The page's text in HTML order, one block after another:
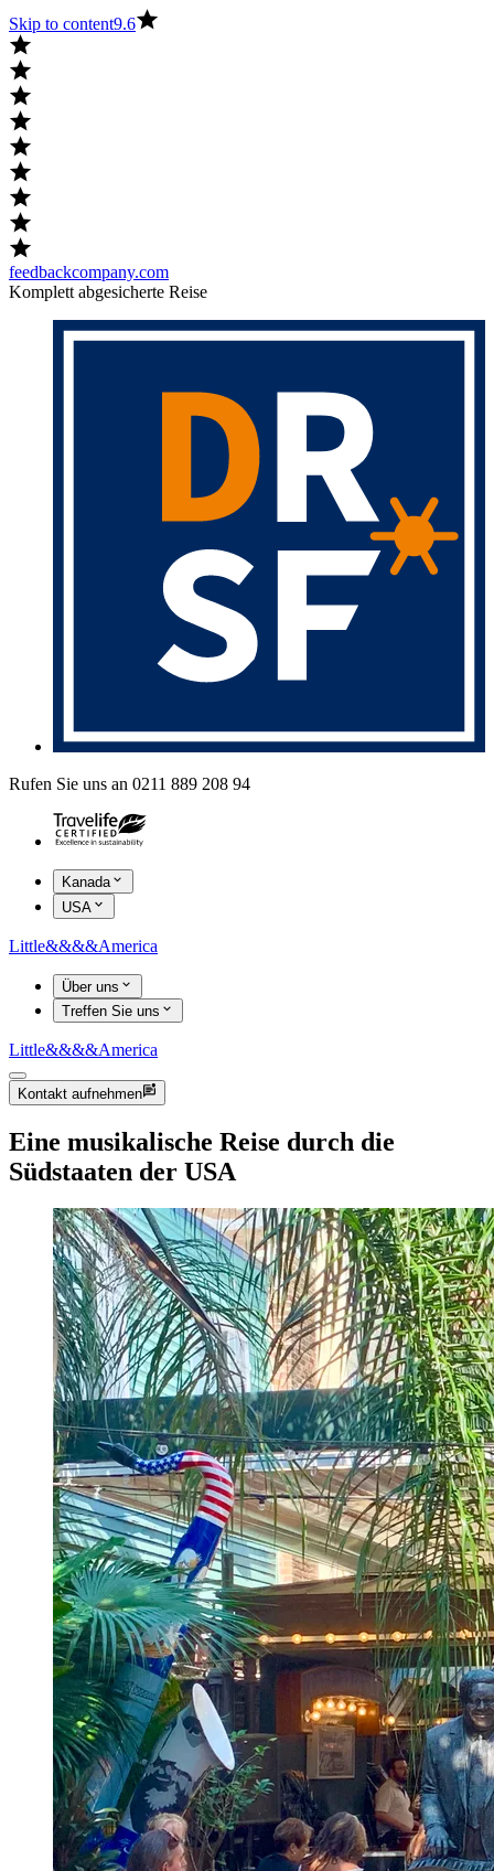
Skip to content9.6
feedbackcompany.com
Komplett abgesicherte Reise
Rufen Sie uns an 0211 889 208 94
Kanada
USA
Little&&&&America
Über uns
Treffen Sie uns
Little&&&&America
Kontakt aufnehmen
Eine musikalische Reise durch die
Südstaaten der USA